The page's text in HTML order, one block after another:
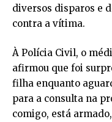
diversos disparos e
contra a vítima.
À Polícia Civil, o
afirmou que foi
filha enquanto
para a consulta na
comigo, está